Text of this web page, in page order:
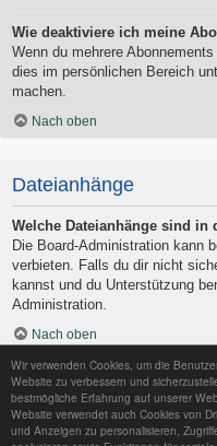
Wir verwenden Cookies, um die
Website zu verbessern und
bestmögliche Erfahrung auf unserer
Website verwendet auch Cookies von
und Anzeigen zu personalisieren,
Wie deaktiviere ich meine
Wenn du mehrere
dies im persönlichen Bereich
machen.
Nach oben
Dateianhänge
Welche Dateianhänge sind
Die Board-Administration kann
verbieten. Falls du dir nicht
kannst und du Unterstützung
Administration.
Nach oben
Kann ich eine Übersicht all
Um eine Liste all deiner
persönlichen Bereich. Dort
„Dateianhänge verwalten“, über